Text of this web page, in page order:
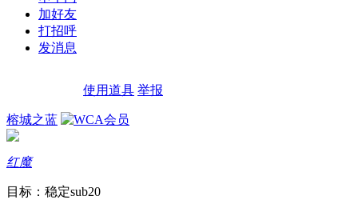
加好友
打招呼
发消息
使用道具 举报
榕城之蓝
红魔
目标：稳定sub20